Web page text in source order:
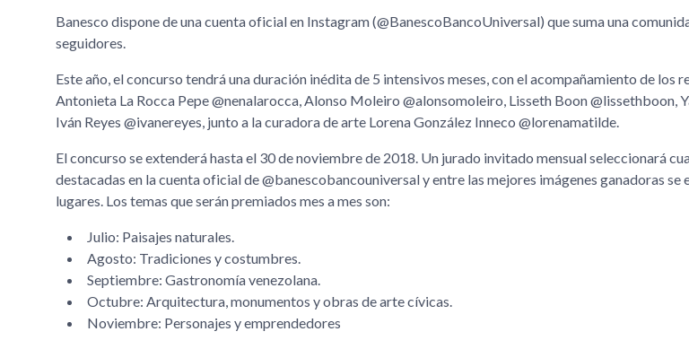
Banesco dispone de una cuenta oficial en Instagram (@BanescoBancoUniversal) que suma una
seguidores.
Este año, el concurso tendrá una duración inédita de 5 intensivos meses, con el acompañamiento de los
Antonieta La Rocca Pepe @nenalarocca, Alonso Moleiro @alonsomoleiro, Lisseth Boon @lissethboon,
Iván Reyes @ivanereyes, junto a la curadora de arte Lorena González Inneco @lorenamatilde.
El concurso se extenderá hasta el 30 de noviembre de 2018. Un jurado invitado mensual seleccionará
destacadas en la cuenta oficial de @banescobancouniversal y entre las mejores imágenes ganadoras
lugares. Los temas que serán premiados mes a mes son:
Julio: Paisajes naturales.
Agosto: Tradiciones y costumbres.
Septiembre: Gastronomía venezolana.
Octubre: Arquitectura, monumentos y obras de arte cívicas.
Noviembre: Personajes y emprendedores